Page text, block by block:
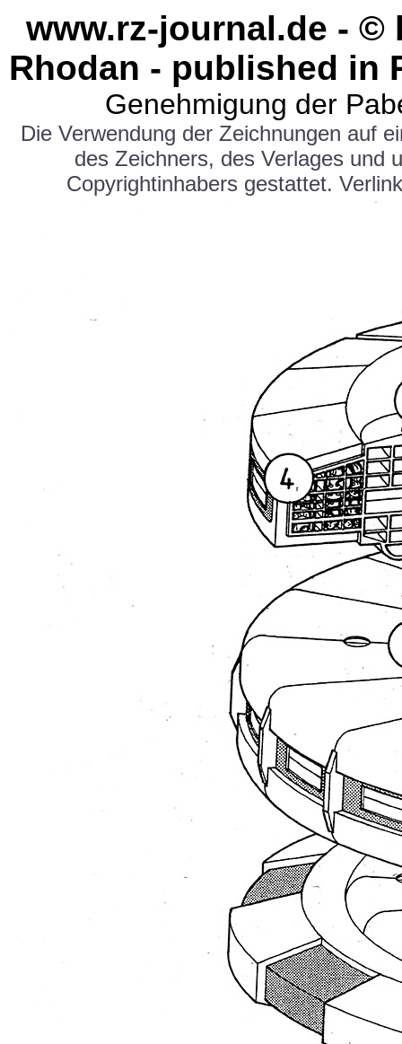
www.rz-journal.de - ©
Rhodan - published in
Genehmigung der
Die Verwendung der Zeichnungen auf
des Zeichners, des Verlages und
Copyrightinhabers gestattet.